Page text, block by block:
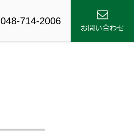
048-714-2006
お問い合わせ